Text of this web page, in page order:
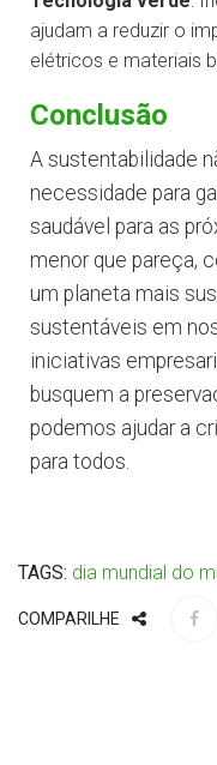
ajudam a reduzir o
elétricos e materiais
Conclusão
A sustentabilidade
necessidade para
saudável para as
menor que pareça,
um planeta mais
sustentáveis em
iniciativas
busquem a
podemos ajudar a
para todos.
TAGS: dia mundial do
COMPARILHE